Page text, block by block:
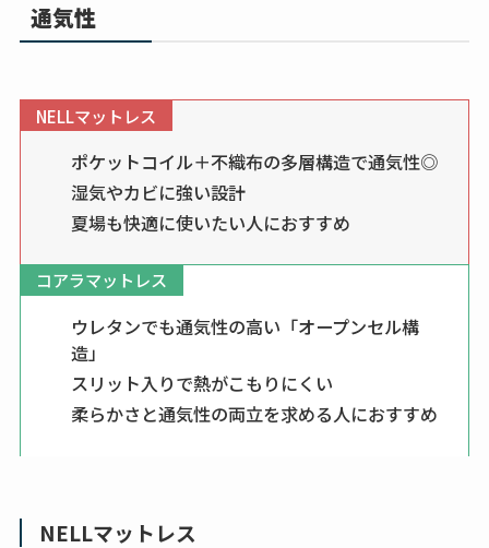
通気性
NELLマットレス
ポケットコイル＋不織布の多層構造で通気性◎
湿気やカビに強い設計
夏場も快適に使いたい人におすすめ
コアラマットレス
ウレタンでも通気性の高い「オープンセル構
造」
スリット入りで熱がこもりにくい
柔らかさと通気性の両立を求める人におすすめ
NELLマットレス